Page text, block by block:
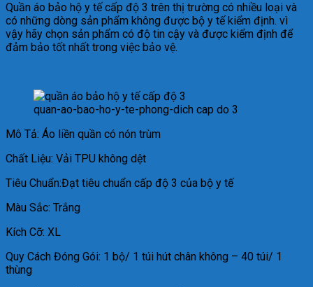
Quần áo bảo hộ y tế cấp độ 3 trên thị trường có nhiều loại và
có những dòng sản phẩm không được bộ y tế kiểm định. vì
vậy hãy chọn sản phẩm có độ tin cậy và được kiểm định để
đảm bảo tốt nhất trong việc bảo vệ.
quan-ao-bao-ho-y-te-phong-dich cap do 3
Mô Tả: Áo liền quần có nón trùm
Chất Liệu: Vải TPU không dệt
Tiêu Chuẩn:Đạt tiêu chuẩn cấp độ 3 của bộ y tế
Màu Sắc: Trắng
Kích Cỡ: XL
Quy Cách Đóng Gói: 1 bộ/ 1 túi hút chân không – 40 túi/ 1
thùng